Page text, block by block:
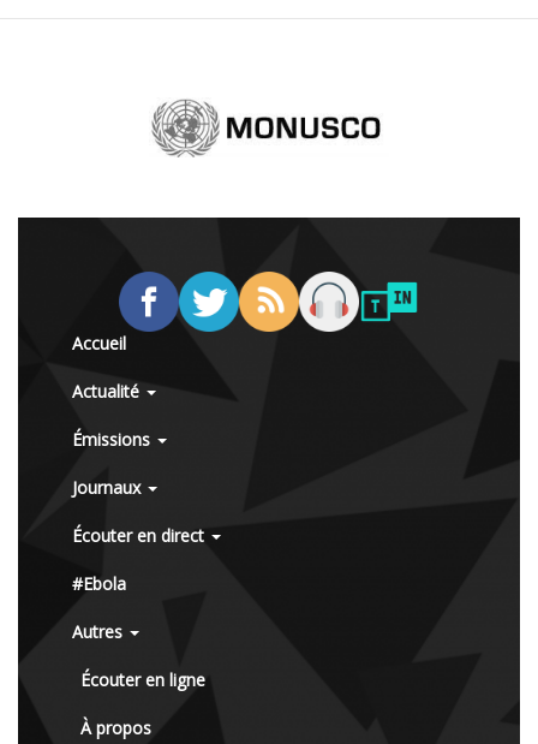
Accueil
Actualité
Émissions
Journaux
Écouter en direct
#Ebola
Autres
Écouter en ligne
À propos